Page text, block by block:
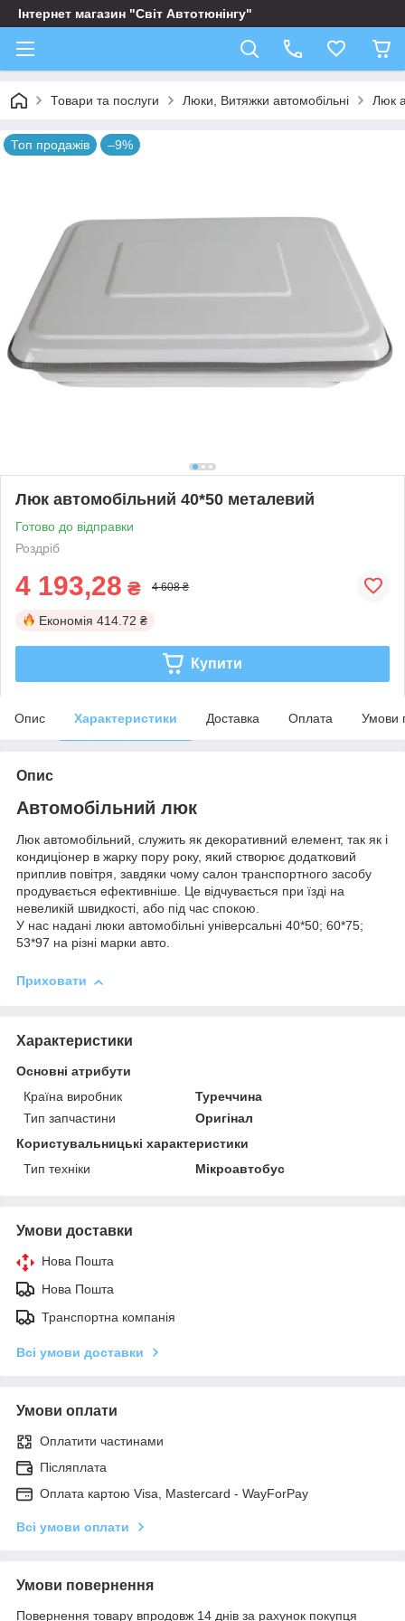
Інтернет магазин "Світ Автотюнінгу"
Товари та послуги Люки, Витяжки автомобільні Люк
Топ продажів –9%
Люк автомобільний 40*50 металевий
Готово до відправки
Роздріб
4 193,28 ₴ 4 608 ₴
Економія 414.72 ₴
Купити
Опис Характеристики Доставка Оплата Умови
Опис
Автомобільний люк
Люк автомобільний, служить як декоративний елемент, так як і
кондиціонер в жарку пору року, який створює додатковий
приплив повітря, завдяки чому салон транспортного засобу
продувається ефективніше. Це відчувається при їзді на
невеликій швидкості, або під час спокою.
У нас надані люки автомобільні універсальні 40*50; 60*75;
53*97 на різні марки авто.
Приховати
Характеристики
Основні атрибути
Країна виробник
Туреччина
Тип запчастини
Оригінал
Користувальницькі характеристики
Тип техніки
Мікроавтобус
Умови доставки
Нова Пошта
Нова Пошта
Транспортна компанія
Всі умови доставки
Умови оплати
Оплатити частинами
Післяплата
Оплата картою Visa, Mastercard - WayForPay
Всі умови оплати
Умови повернення
Повернення товару впродовж 14 днів за рахунок покупця